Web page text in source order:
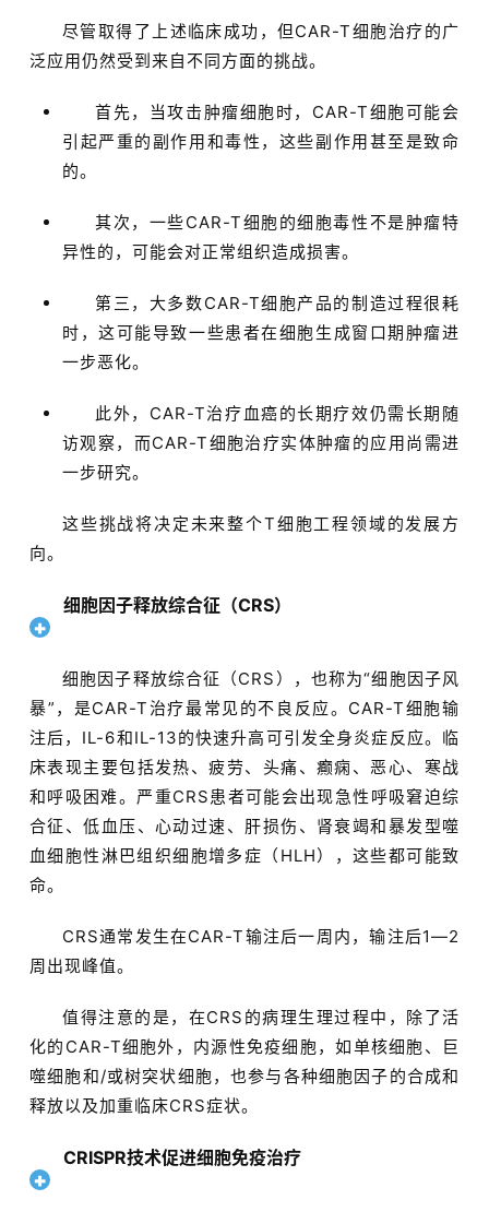
尽管取得了上述临床成功，但CAR-T细胞治疗的广
泛应用仍然受到来自不同方面的挑战。
首先，当攻击肿瘤细胞时，CAR-T细胞可能会
引起严重的副作用和毒性，这些副作用甚至是致命
的。
其次，一些CAR-T细胞的细胞毒性不是肿瘤特
异性的，可能会对正常组织造成损害。
第三，大多数CAR-T细胞产品的制造过程很耗
时，这可能导致一些患者在细胞生成窗口期肿瘤进
一步恶化。
此外，CAR-T治疗血癌的长期疗效仍需长期随
访观察，而CAR-T细胞治疗实体肿瘤的应用尚需进
一步研究。
这些挑战将决定未来整个T细胞工程领域的发展方
向。
细胞因子释放综合征（CRS）
细胞因子释放综合征（CRS），也称为“细胞因子风
暴”，是CAR-T治疗最常见的不良反应。CAR-T细胞输
注后，IL-6和IL-13的快速升高可引发全身炎症反应。临
床表现主要包括发热、疲劳、头痛、癫痫、恶心、寒战
和呼吸困难。严重CRS患者可能会出现急性呼吸窘迫综
合征、低血压、心动过速、肝损伤、肾衰竭和暴发型噬
血细胞性淋巴组织细胞增多症（HLH），这些都可能致
命。
CRS通常发生在CAR-T输注后一周内，输注后1—2
周出现峰值。
值得注意的是，在CRS的病理生理过程中，除了活
化的CAR-T细胞外，内源性免疫细胞，如单核细胞、巨
噬细胞和/或树突状细胞，也参与各种细胞因子的合成和
释放以及加重临床CRS症状。
CRISPR技术促进细胞免疫治疗